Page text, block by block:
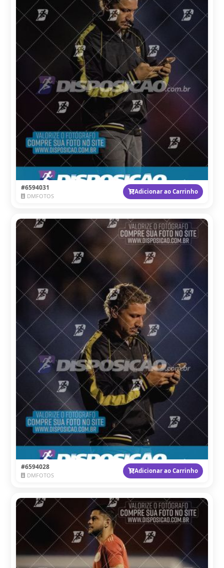
#6594031
DMFOTOS
Adicionar ao Carrinho
#6594028
DMFOTOS
Adicionar ao Carrinho